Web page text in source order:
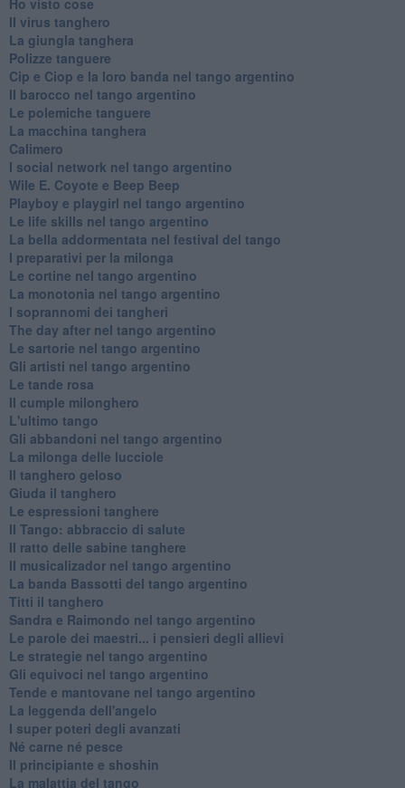
Il virus tanghero
La giungla tanghera
Polizze tanguere
Cip e Ciop e la loro banda nel tango argentino
Il barocco nel tango argentino
Le polemiche tanguere
La macchina tanghera
Calimero
​I social network nel tango argentino
Wile E. Coyote e Beep Beep
Playboy e playgirl nel tango argentino
Le life skills nel tango argentino
La bella addormentata nel festival del tango
I preparativi per la milonga
Le cortine nel tango argentino
La monotonia nel tango argentino
I soprannomi dei tangheri
The day after nel tango argentino
Le sartorie nel tango argentino
Gli artisti nel tango argentino
Le tande rosa
Il cumple milonghero
L'ultimo tango
Gli abbandoni nel tango argentino
La milonga delle lucciole
Il tanghero geloso
Giuda il tanghero
Le espressioni tanghere
Il Tango: abbraccio di salute
Il ratto delle sabine tanghere
Il musicalizador nel tango argentino
La banda Bassotti del tango argentino
Titti il tanghero
Sandra e Raimondo nel tango argentino
Le parole dei maestri... i pensieri degli allievi
Le strategie nel tango argentino
Gli equivoci nel tango argentino
Tende e mantovane nel tango argentino
La leggenda dell'angelo
I super poteri degli avanzati
​Né carne né pesce
Il principiante e shoshin
La malattia del tango